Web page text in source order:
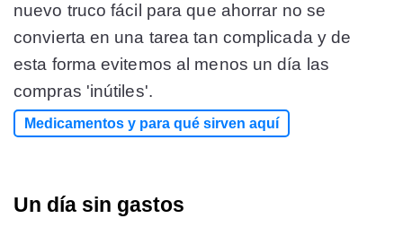
nuevo truco fácil para que ahorrar no se
convierta en una tarea tan complicada y de
esta forma evitemos al menos un día las
compras 'inútiles'.
Medicamentos y para qué sirven aquí
Un día sin gastos